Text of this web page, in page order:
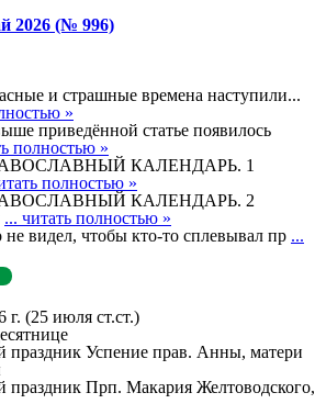
2026 (№ 996)
и страшные времена наступили...
»
приведённой статье появилось
полностью »
КАЛЕНДАРЬ. 1
полностью »
КАЛЕНДАРЬ. 2
... читать полностью »
не видел, чтобы кто-то сплевывал пр ...
г. (25 июля ст.ст.)
Успение прав. Анны, матери
Прп. Макария Желтоводского,